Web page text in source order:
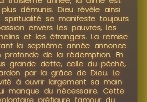
démunis. Dieu révèle ainsi
se manifeste toujours
envers les pauvres, les
et les étrangers. La remise
la septième année annonce
profonde de la rédemption. En
grande dette, celle du péché,
par la grâce de Dieu. Le
à ouvrir largement sa main
manque du nécessaire. Cette
préfigure l’amour du